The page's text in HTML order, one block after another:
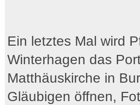
Ein letztes Mal wird
Winterhagen das
Matthäuskirche in
Gläubigen öffnen,